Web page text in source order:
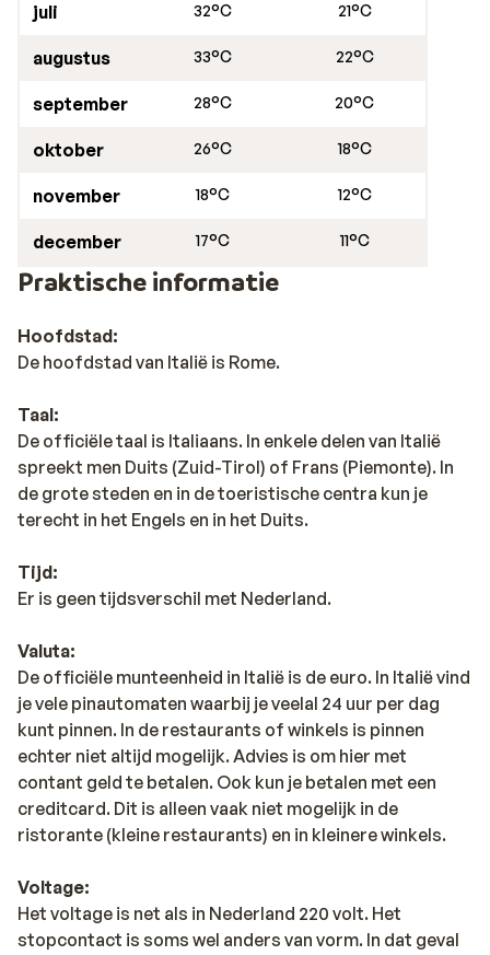
juli 32°C 21°C
augustus 33°C 22°C
september 28°C 20°C
oktober 26°C 18°C
november 18°C 12°C
december 17°C 11°C
Praktische informatie
Hoofdstad:
De hoofdstad van Italië is Rome.
Taal:
De officiële taal is Italiaans. In enkele delen van Italië
spreekt men Duits (Zuid-Tirol) of Frans (Piemonte). In
de grote steden en in de toeristische centra kun je
terecht in het Engels en in het Duits.
Tijd:
Er is geen tijdsverschil met Nederland.
Valuta:
De officiële munteenheid in Italië is de euro. In Italië vind
je vele pinautomaten waarbij je veelal 24 uur per dag
kunt pinnen. In de restaurants of winkels is pinnen
echter niet altijd mogelijk. Advies is om hier met
contant geld te betalen. Ook kun je betalen met een
creditcard. Dit is alleen vaak niet mogelijk in de
ristorante (kleine restaurants) en in kleinere winkels.
Voltage:
Het voltage is net als in Nederland 220 volt. Het
stopcontact is soms wel anders van vorm. In dat geval